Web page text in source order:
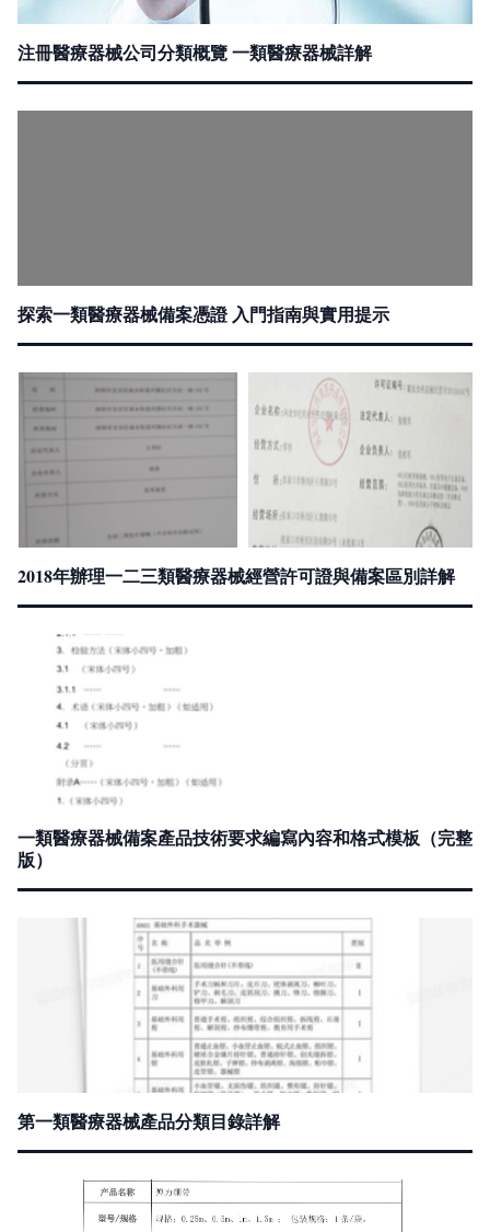
注冊醫療器械公司分類概覽 一類醫療器械詳解
探索一類醫療器械備案憑證 入門指南與實用提示
2018年辦理一二三類醫療器械經營許可證與備案區別詳解
一類醫療器械備案產品技術要求編寫內容和格式模板（完整
版）
第一類醫療器械產品分類目錄詳解